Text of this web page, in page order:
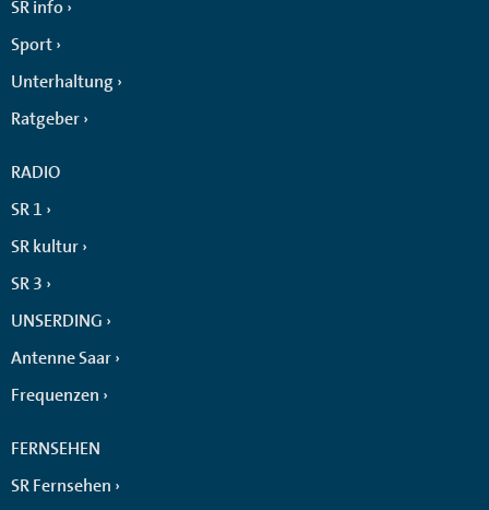
SR info
Sport
Unterhaltung
Ratgeber
RADIO
SR 1
SR kultur
SR 3
UNSERDING
Antenne Saar
Frequenzen
FERNSEHEN
SR Fernsehen